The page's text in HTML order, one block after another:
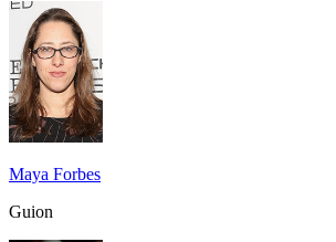
Maya Forbes
Guion